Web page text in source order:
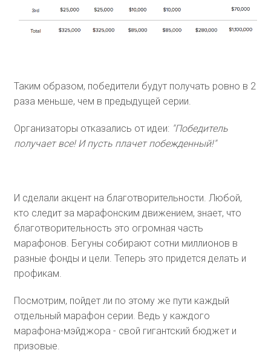
Таким образом, победители будут получать ровно в 2
раза меньше, чем в предыдущей серии.
Организаторы отказались от идеи: "Победитель
получает все! И пусть плачет побежденный!"
И сделали акцент на благотворительности. Любой,
кто следит за марафонским движением, знает, что
благотворительность это огромная часть
марафонов. Бегуны собирают сотни миллионов в
разные фонды и цели. Теперь это придется делать и
профикам.
Посмотрим, пойдет ли по этому же пути каждый
отдельный марафон серии. Ведь у каждого
марафона-мэйджора - свой гигантский бюджет и
призовые.